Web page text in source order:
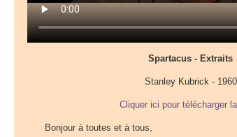
Spartacus - Extraits
Stanley Kubrick - 1960
Cliquer ici pour télécharger
Bonjour à toutes et à tous,